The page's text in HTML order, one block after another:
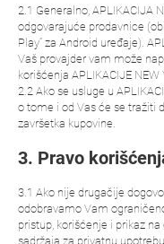
2.1 Generalno, APLIKACIJA
odgovarajuće prodavnice
Play” za Android uređaje).
Vaš provajder vam može
korišćenja APLIKACIJE NEW
2.2 Ako se usluge u
o tome i od Vas će se tražiti
završetka kupovine.
3. Pravo
3.1 Ako nije drugačije
odobravamo Vam
pristup, korišćenje i prikaz na
sadržaja za privatnu